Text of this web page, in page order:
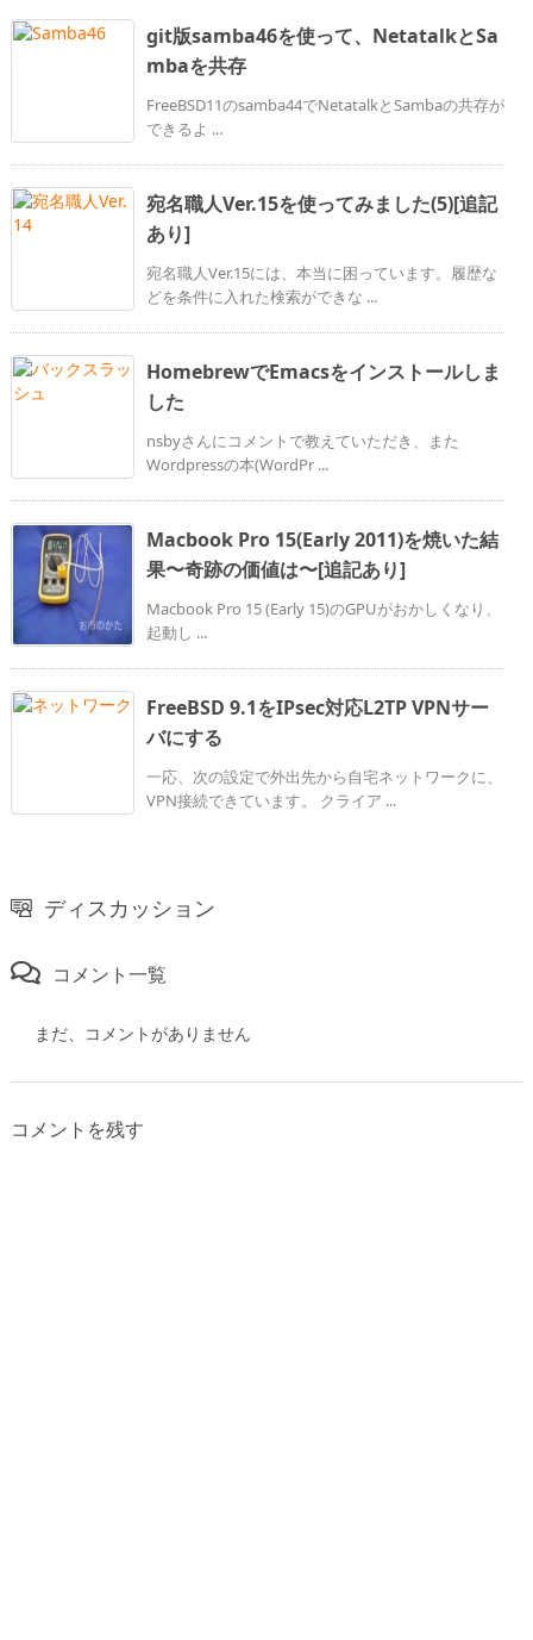
git版samba46を使って、NetatalkとSa
mbaを共存
FreeBSD11のsamba44でNetatalkとSambaの共存が
できるよ ...
宛名職人Ver.15を使ってみました(5)[追記
あり]
宛名職人Ver.15には、本当に困っています。履歴な
どを条件に入れた検索ができな ...
HomebrewでEmacsをインストールしま
した
nsbyさんにコメントで教えていただき、また
Wordpressの本(WordPr ...
Macbook Pro 15(Early 2011)を焼いた結
果〜奇跡の価値は〜[追記あり]
Macbook Pro 15 (Early 15)のGPUがおかしくなり、
起動し ...
FreeBSD 9.1をIPsec対応L2TP VPNサー
バにする
一応、次の設定で外出先から自宅ネットワークに、
VPN接続できています。 クライア ...
ディスカッション
コメント一覧
まだ、コメントがありません
コメントを残す